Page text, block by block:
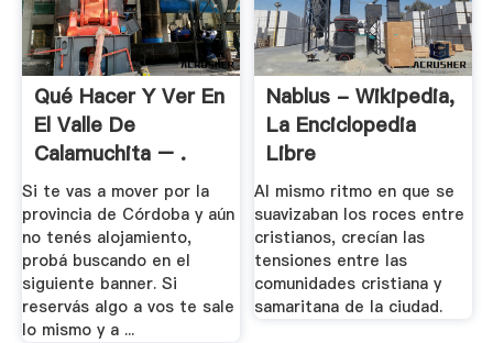
Qué Hacer Y Ver En
El Valle De
Calamuchita – .
Si te vas a mover por la
provincia de Córdoba y aún
no tenés alojamiento,
probá buscando en el
siguiente banner. Si
reservás algo a vos te sale
lo mismo y a ...
Nablus - Wikipedia,
La Enciclopedia
Libre
Al mismo ritmo en que se
suavizaban los roces entre
cristianos, crecían las
tensiones entre las
comunidades cristiana y
samaritana de la ciudad.